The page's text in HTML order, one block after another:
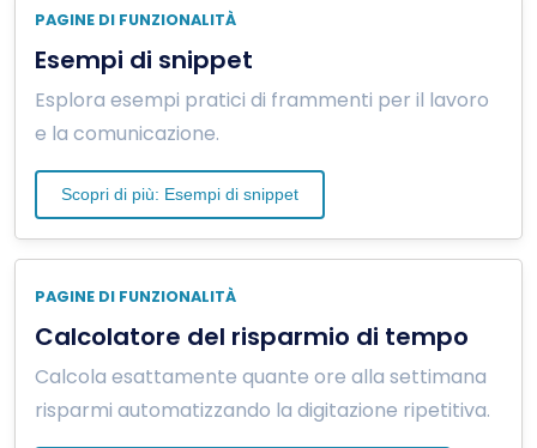
PAGINE DI FUNZIONALITÀ
Esempi di snippet
Esplora esempi pratici di frammenti per il lavoro
e la comunicazione.
Scopri di più: Esempi di snippet
PAGINE DI FUNZIONALITÀ
Calcolatore del risparmio di tempo
Calcola esattamente quante ore alla settimana
risparmi automatizzando la digitazione ripetitiva.